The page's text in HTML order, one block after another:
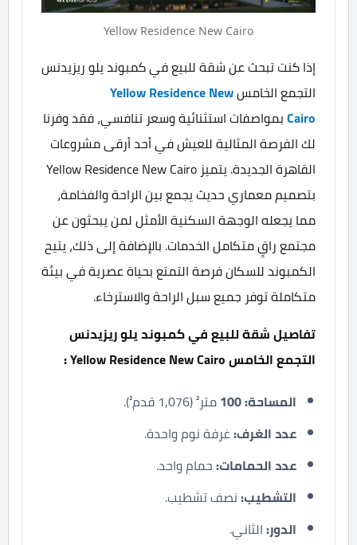
Yellow Residence New Cairo
إذا كنت تبحث عن شقة للبيع في كمبوند يلو ريزيدنس
التجمع الخامسYellow Residence New
Cairoبمواصفات استثنائية وسعر تنافسي، فقد وفرنا
لك الفرصة المثالية للعيش في أحد أرقى مشروعات
القاهرة الجديدة. يتميز Yellow Residence New Cairo
بتصميم معماري حديث يجمع بين الراحة والفخامة،
مما يجعله الوجهة السكنية الأمثل لمن يبحثون عن
مجتمع راقٍ متكامل الخدمات. بالإضافة إلى ذلك، يتيح
الكمبوند للسكان فرصة التمتع بحياة عصرية في بيئة
متكاملة توفر جميع سبل الراحة والاسترخاء.
تفاصيل شقة للبيع في كمبوند يلو ريزيدنس
التجمع الخامس Yellow Residence New Cairo :
المساحة: 100
متر² (1,076 قدم²).
عدد الغرف:غرفة نوم واحدة.
عدد الحمامات: حمام واحد.
التشطيب: نصف تشطيب.
الدور: الثاني.